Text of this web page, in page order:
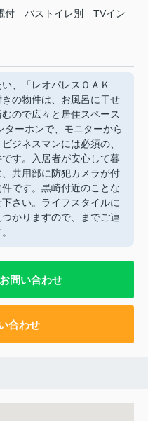
付 バストイレ別
TVイン
、「レオパレスＯＡＫ
の物件は、お風呂に干せ
ので広々と居住スペース
ーホンで、モニターから
ジネスマンには必須の、
す。入居者が安心して暮
共用部に防犯カメラが付
です。黒崎付近のことな
さい。ライフスタイルに
かりますので、
までご連
問い合わせ
合わせ